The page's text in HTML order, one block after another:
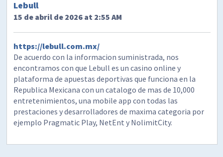
Lebull
15 de abril de 2026 at 2:55 AM
https://lebull.com.mx/
De acuerdo con la informacion suministrada, nos
encontramos con que Lebull es un casino online y
plataforma de apuestas deportivas que funciona en la
Republica Mexicana con un catalogo de mas de 10,000
entretenimientos, una mobile app con todas las
prestaciones y desarrolladores de maxima categoria por
ejemplo Pragmatic Play, NetEnt y NolimitCity.